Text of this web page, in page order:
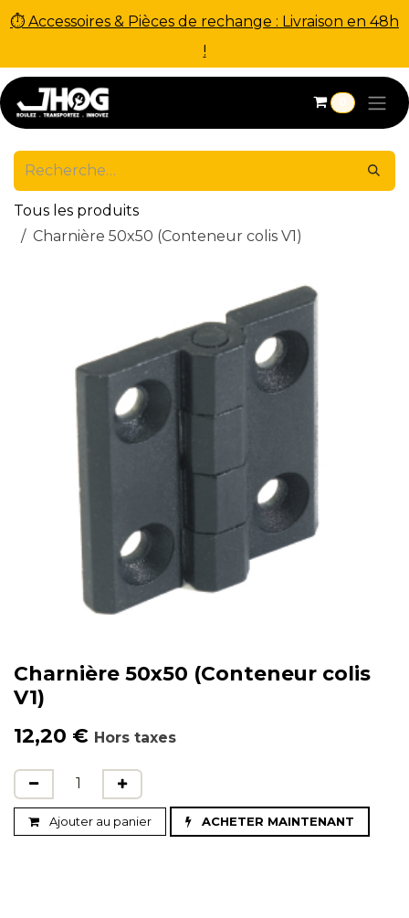
⏱ Accessoires & Pièces de rechange : Livraison en 48h
!
Se rendre au contenu
0
Tous les produits
Charnière 50x50 (Conteneur colis V1)
Charnière 50x50 (Conteneur colis
V1)
12,20 € Hors taxes
Ajouter au panier ACHETER MAINTENANT